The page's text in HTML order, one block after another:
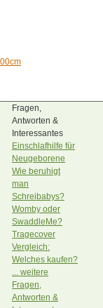
Fragen,
Antworten &
Interessantes
Einschlafhilfe für
Neugeborene
Wie beruhigt
man
Schreibabys?
Womby oder
SwaddleMe?
Tragecover
Vergleich:
Welches kaufen?
... weitere
Fragen,
Antworten &